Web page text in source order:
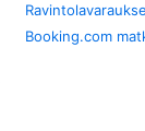
Booking.com